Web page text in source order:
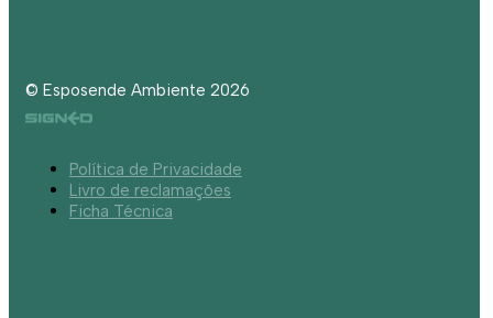
© Esposende Ambiente 2026
Política de Privacidade
Livro de reclamações
Ficha Técnica